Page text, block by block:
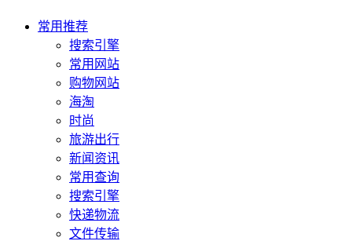
常用推荐
搜索引擎
常用网站
购物网站
海淘
时尚
旅游出行
新闻资讯
常用查询
搜索引擎
快递物流
文件传输